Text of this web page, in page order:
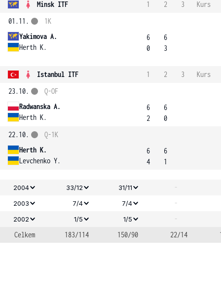
Minsk ITF 1 2 3
Kurs
01.11.
Yakimova A.
Herth K.
1K
6
0
6
3
Istanbul ITF 1 2 3
Kurs
23.10.
Radwanska A.
Herth K.
Q-OF
6
2
6
0
22.10.
Herth K.
Levchenko Y.
Q-1K
6
4
6
1
2004 33/12 31/11 -
2003 7/4 7/4 -
2002 1/5 1/5
-
Celkem
183/114 150/90 22/14